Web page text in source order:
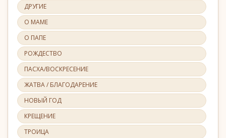
ДРУГИЕ
О МАМЕ
О ПАПЕ
РОЖДЕСТВО
ПАСХА/ВОСКРЕСЕНИЕ
ЖАТВА / БЛАГОДАРЕНИЕ
НОВЫЙ ГОД
КРЕЩЕНИЕ
ТРОИЦА